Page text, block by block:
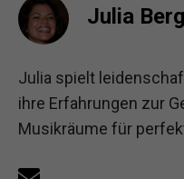
Julia
Julia spielt
ihre Erfahrungen zur
Musikräume für